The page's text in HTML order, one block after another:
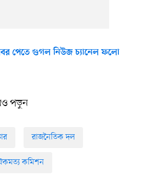
পেতে গুগল নিউজ চ্যানেল ফলো
পড়ুন
রাজনৈতিক দল
কমিশন